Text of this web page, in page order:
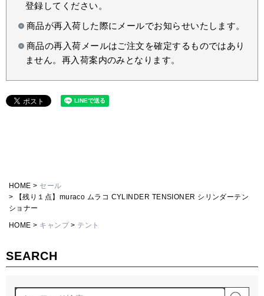
SEARCH
登録してください。
商品が再入荷した際にメールでお知らせいたします。
商品の再入荷メールはご注文を確定するものではあり
ません。再入荷案内のみとなります。
HOME
セール
【残り１点】muraco ムラコ CYLINDER TENSIONER シリンダーテン
ショナー
HOME キャンプ テント